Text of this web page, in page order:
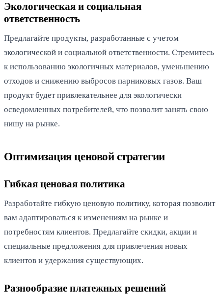
Экологическая и социальная
ответственность
Предлагайте продукты, разработанные с учетом
экологической и социальной ответственности. Стремитесь
к использованию экологичных материалов, уменьшению
отходов и снижению выбросов парниковых газов. Ваш
продукт будет привлекательнее для экологически
осведомленных потребителей, что позволит занять свою
нишу на рынке.
Оптимизация ценовой стратегии
Гибкая ценовая политика
Разработайте гибкую ценовую политику, которая позволит
вам адаптироваться к изменениям на рынке и
потребностям клиентов. Предлагайте скидки, акции и
специальные предложения для привлечения новых
клиентов и удержания существующих.
Разнообразие платежных решений